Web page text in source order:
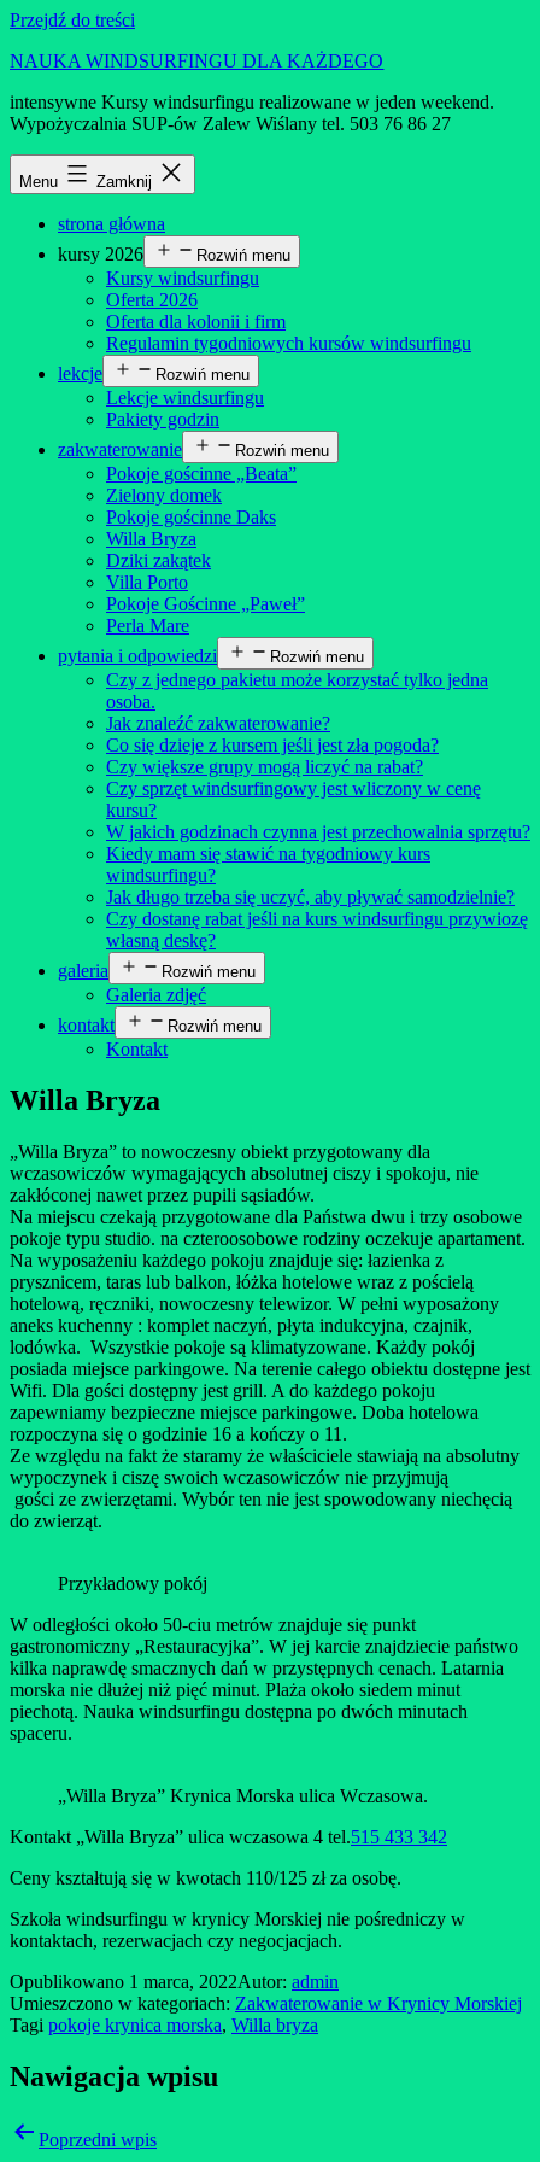
Przejdź do treści
NAUKA WINDSURFINGU DLA KAŻDEGO
intensywne Kursy windsurfingu realizowane w jeden weekend.
Wypożyczalnia SUP-ów Zalew Wiślany tel. 503 76 86 27
Menu Zamknij
strona główna
kursy 2026
Rozwiń menu
Kursy windsurfingu
Oferta 2026
Oferta dla kolonii i firm
Regulamin tygodniowych kursów windsurfingu
lekcje
Rozwiń menu
Lekcje windsurfingu
Pakiety godzin
zakwaterowanie
Rozwiń menu
Pokoje gościnne „Beata”
Zielony domek
Pokoje gościnne Daks
Willa Bryza
Dziki zakątek
Villa Porto
Pokoje Gościnne „Paweł”
Perla Mare
pytania i odpowiedzi
Rozwiń menu
Czy z jednego pakietu może korzystać tylko jedna
osoba.
Jak znaleźć zakwaterowanie?
Co się dzieje z kursem jeśli jest zła pogoda?
Czy większe grupy mogą liczyć na rabat?
Czy sprzęt windsurfingowy jest wliczony w cenę
kursu?
W jakich godzinach czynna jest przechowalnia sprzętu?
Kiedy mam się stawić na tygodniowy kurs
windsurfingu?
Jak długo trzeba się uczyć, aby pływać samodzielnie?
Czy dostanę rabat jeśli na kurs windsurfingu przywiozę
własną deskę?
galeria
Rozwiń menu
Galeria zdjęć
kontakt
Rozwiń menu
Kontakt
Willa Bryza
„Willa Bryza” to nowoczesny obiekt przygotowany dla
wczasowiczów wymagających absolutnej ciszy i spokoju, nie
zakłóconej nawet przez pupili sąsiadów.
Na miejscu czekają przygotowane dla Państwa dwu i trzy osobowe
pokoje typu studio. na czteroosobowe rodziny oczekuje apartament.
Na wyposażeniu każdego pokoju znajduje się: łazienka z
prysznicem, taras lub balkon, łóżka hotelowe wraz z pościelą
hotelową, ręczniki, nowoczesny telewizor. W pełni wyposażony
aneks kuchenny : komplet naczyń, płyta indukcyjna, czajnik,
lodówka. Wszystkie pokoje są klimatyzowane. Każdy pokój
posiada miejsce parkingowe. Na terenie całego obiektu dostępne jest
Wifi. Dla gości dostępny jest grill. A do każdego pokoju
zapewniamy bezpieczne miejsce parkingowe. Doba hotelowa
rozpoczyna się o godzinie 16 a kończy o 11.
Ze względu na fakt że staramy że właściciele stawiają na absolutny
wypoczynek i ciszę swoich wczasowiczów nie przyjmują
gości ze zwierzętami. Wybór ten nie jest spowodowany niechęcią
do zwierząt.
Przykładowy pokój
W odległości około 50-ciu metrów znajduje się punkt
gastronomiczny „Restauracyjka”. W jej karcie znajdziecie państwo
kilka naprawdę smacznych dań w przystępnych cenach. Latarnia
morska nie dłużej niż pięć minut. Plaża około siedem minut
piechotą. Nauka windsurfingu dostępna po dwóch minutach
spaceru.
„Willa Bryza” Krynica Morska ulica Wczasowa.
Kontakt „Willa Bryza” ulica wczasowa 4 tel.515 433 342
Ceny kształtują się w kwotach 110/125 zł za osobę.
Szkoła windsurfingu w krynicy Morskiej nie pośredniczy w
kontaktach, rezerwacjach czy negocjacjach.
Opublikowano 1 marca, 2022Autor: admin
Umieszczono w kategoriach: Zakwaterowanie w Krynicy Morskiej
Tagi pokoje krynica morska, Willa bryza
Nawigacja wpisu
Poprzedni wpis